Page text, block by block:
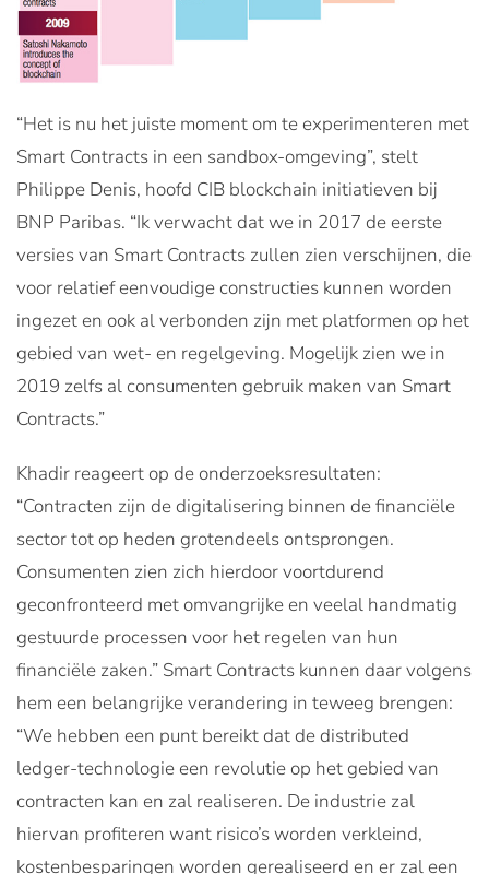
“Het is nu het juiste moment om te experimenteren met
Smart Contracts in een sandbox-omgeving”, stelt
Philippe Denis, hoofd CIB blockchain initiatieven bij
BNP Paribas. “Ik verwacht dat we in 2017 de eerste
versies van Smart Contracts zullen zien verschijnen, die
voor relatief eenvoudige constructies kunnen worden
ingezet en ook al verbonden zijn met platformen op het
gebied van wet- en regelgeving. Mogelijk zien we in
2019 zelfs al consumenten gebruik maken van Smart
Contracts.”
Khadir reageert op de onderzoeksresultaten:
“Contracten zijn de digitalisering binnen de financiële
sector tot op heden grotendeels ontsprongen.
Consumenten zien zich hierdoor voortdurend
geconfronteerd met omvangrijke en veelal handmatig
gestuurde processen voor het regelen van hun
financiële zaken.” Smart Contracts kunnen daar volgens
hem een belangrijke verandering in teweeg brengen:
“We hebben een punt bereikt dat de distributed
ledger-technologie een revolutie op het gebied van
contracten kan en zal realiseren. De industrie zal
hiervan profiteren want risico’s worden verkleind,
kostenbesparingen worden gerealiseerd en er zal een